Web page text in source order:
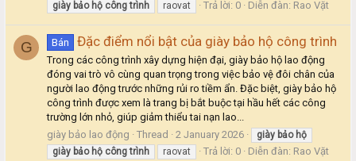
giày bảo hộ công trình raovat Trả lời: 0 Diễn đàn: Rao Vặt
G Bán Đặc điểm nổi bật của giày bảo hộ công trình
Trong các công trình xây dựng hiện đại, giày bảo hộ lao động
đóng vai trò vô cùng quan trọng trong việc bảo vệ đôi chân của
người lao động trước những rủi ro tiềm ẩn. Đặc biệt, giày bảo hộ
công trình được xem là trang bị bắt buộc tại hầu hết các công
trường lớn nhỏ, giúp giảm thiểu tai nạn lao...
giày bảo lao động
Thread 2 January 2026 giày bảo hộ
giày bảo hộ công trình raovat Trả lời: 0 Diễn đàn: Rao Vặt